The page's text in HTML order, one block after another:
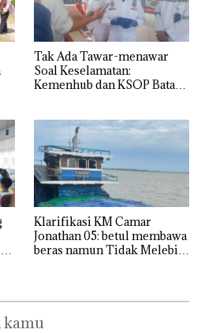
Tak Ada Tawar-menawar
Soal Keselamatan:
Kemenhub dan KSOP Batam
Klarifikasi KM Camar
Jonathan 05: betul membawa
beras namun Tidak Melebihi
kamu